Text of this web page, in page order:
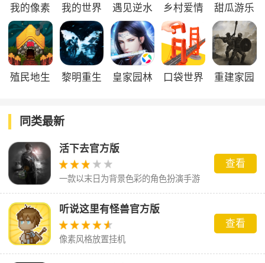
我的像素
世界
我的世界
遇见逆水
寒
乡村爱情
之经营人
生
甜瓜游乐
场2
殖民地生
黎明重生 皇家园林
口袋世界
重建家园
同类最新
活下去官方版
一款以末日为背景色彩的角色扮演手游
查看
听说这里有怪兽官方版
像素风格放置挂机
查看